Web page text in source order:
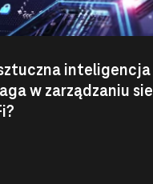
inteligencja
w zarządzaniu